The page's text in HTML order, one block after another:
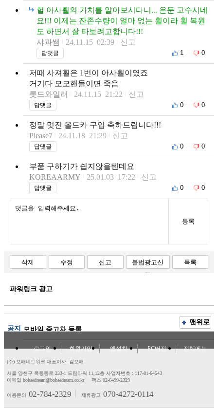
헐 아사휠의 가치를 알아보시다니... 은둔 고수시네
요!!! 이제는 잔존수량이 얼마 없는 휠이라 휠 복원
도 하면서 잘 타보려고합니다!!!
샤과쌤
24.11.15 02:39 신고
답댓글 1 0
저때 사져훨은 1번이 아사훨이였죠
거기다 모모핸들이면 죽음
롯드와일러
24.11.15 21:22 신고
답댓글 0 0
정말 멋진 올드카 구입 축하드립니다!!!
Please7
24.11.18 21:29 신고
답댓글 0 0
부품 구하기가 쉽지않을텐데요
KOREAARMY
25.01.03 17:22 신고
답댓글 0 0
등록
삭제 수정 신고
불법광고신
고
목록
파워링크 광고
공지 모바일 중고차 등록
맨위로
로그인 회원가입 앱설치 PC버전 전체메뉴
(주) 보배네트워크 대표이사: 김보배
서울 양천구 목동동로 233-1 드림타워 11,12층 사업자번호 : 117-81-64543
이메일 bobaedream@bobaedream.co.kr
팩스 02-6499-2329
이용문의 02-784-2329 제휴광고 070-4272-0114